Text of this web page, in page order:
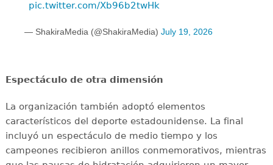
pic.twitter.com/Xb96b2twHk
— ShakiraMedia (@ShakiraMedia) July 19, 2026
Espectáculo de otra dimensión
La organización también adoptó elementos
característicos del deporte estadounidense. La final
incluyó un espectáculo de medio tiempo y los
campeones recibieron anillos conmemorativos, mientras